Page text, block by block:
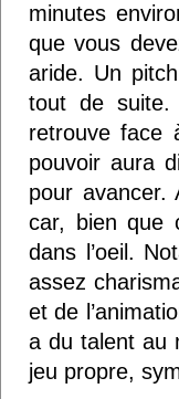
minutes
que vous
aride. Un
tout de suite.
retrouve face
pouvoir aura
pour avancer.
car, bien que
dans l’oeil.
assez
et de
a du talent au
jeu propre,